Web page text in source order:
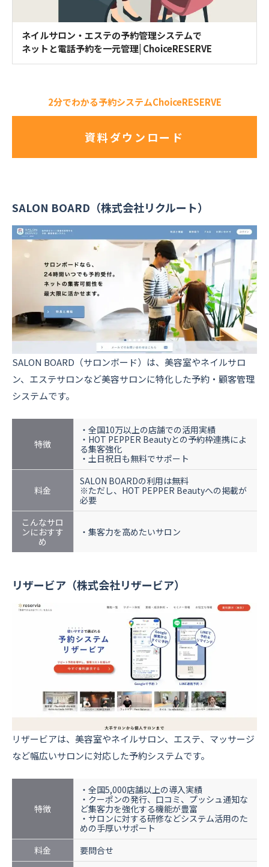
ネイルサロン・エステの予約管理システムで
ネットと電話予約を一元管理| ChoiceRESERVE
2分でわかる予約システムChoiceRESERVE
資料ダウンロード
SALON BOARD（株式会社リクルート）
SALON BOARD（サロンボード）は、美容室やネイルサロ
ン、エステサロンなど美容サロンに特化した予約・顧客管理
システムです。
特徴
・全国10万以上の店舗での活用実績
・HOT PEPPER Beautyとの予約枠連携によ
る集客強化
・土日祝日も無料でサポート
料金
SALON BOARDの利用は無料
※ただし、HOT PEPPER Beautyへの掲載が
必要
こんなサロ
ンにおすす
め
・集客力を高めたいサロン
リザービア（株式会社リザービア）
リザービアは、美容室やネイルサロン、エステ、マッサージ
など幅広いサロンに対応した予約システムです。
特徴
・全国5,000店舗以上の導入実績
・クーポンの発行、口コミ、プッシュ通知な
ど集客力を強化する機能が豊富
・サロンに対する研修などシステム活用のた
めの手厚いサポート
料金
要問合せ